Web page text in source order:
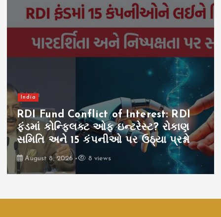
India
RDI Fund Conflict of Interest: RDI
ફંડમાં કોન્ફ્લિક્ટ ઓફ ઇન્ટરેસ્ટ? રોકાણ
સમિતિ અને 15 કંપનીઓ પર ઉઠ્યા પ્રશ્નો
August 8, 2026 8 views